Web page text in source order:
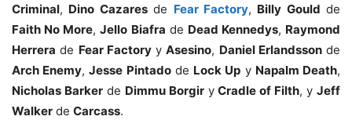
Criminal, Dino Cazaresde Fear Factory, Billy Gould de
Faith No More,Jello Biafra de Dead Kennedys, Raymond
Herrera de Fear FactoryyAsesino, Daniel Erlandssonde
Arch Enemy,Jesse Pintadode Lock Up y Napalm Death,
Nicholas Barkerde Dimmu BorgiryCradle of Filth, yJeff
Walker de Carcass.